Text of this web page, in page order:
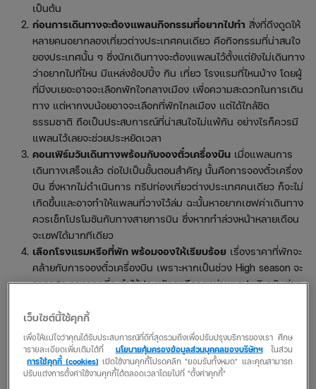
เป็นต้น
ก่อนการเดินทางจะต้องแพลนกิจกรรมที่อยากไปทำ สิ่งที่ดึงดูดให้
หลายคนอยากลองเที่ยวต่างประเทศคนเดียว คือกิจกรรมที่น่าสนใจ
ของประเทศนั้น ๆ ซึ่งนักเดินทางจะต้องแพลนไว้ตั้งแต่ยังไม่เดินทาง
ว่าอยากไปที่ไหน มีแหล่งช้อปปิ้ง กิน เที่ยว โรงแรมที่ไหนบ้าง โดยผู้
ที่มีงบเยอะอาจจะเลือกพักใจกลางเมือง เพื่อความสะดวกในการเดิน
ทาง แต่หากงบน้อยอาจจะเลือกที่พักไกลเมือง แต่ได้ใกล้ชิด
ธรรมชาติ ถือเป็นประสบการณ์ที่น่าสนใจไม่แพ้กัน อย่างไรก็ควรมี
แพลนไว้เลยจะช่วยประหยัดเวลา
คอนเฟิร์มวันเดินทางพร้อมกับจองตั๋วเครื่องบิน เมื่อแพลนการ
เดินทางเสร็จแล้ว ต่อไปเป็นขั้นตอนสำคัญ นั้นคือการจองตั๋วเครื่อง
บิน ซึ่งหากไม่ดำเนินการ ทริปท่องเที่ยวต่างประเทศคนเดียว ก็จะไม่
เกิดขึ้นและอาจทำให้แพลนที่วางไว้ล่ม ฉะนั้นหาอยากเซฟค่าเดินทาง
ควรเช็กโปรโมชันกับทางสายการบิน ซึ่งหากทำล่วงหน้าหลายเดือน
จะเซฟได้มากทีเดียว
เลือกโรงแรมหรือที่พัก พร้อมจองให้เรียบร้อย เรื่องราคาที่พักจะ
คล้ายกับการจองตั๋วเครื่องบิน เพราะหากเป็นช่วง High season จะ
ราคาสูง ทางออกที่จะทำให้ประหยัดลงคือจองผ่านแอปพลิเคชันต่าง
พร้อมกันนั้นก็ดูในเรื่องของเส้นทางการเดินทางว่าสะดวกหรือไม่
ปลอดภัยแค่ไหน
เดินทางอุ่นใจต้องซื้อประกันการเดินทางด้วยยิ่งเป็นการเดินทาง
คนเดียว ประกันมีความสำคัญอย่างมาก เพราะบริษัทจะคุ้มครองใน
ทุก ๆ ย่างก้าว ตั้งแต่เริ่มต้นจองตั๋วเครื่องบิน หากมีการดีเลย์ ไฟร์
เว็บไซต์นี้ใช้คุกกี้
เพื่อให้แน่ใจว่าคุณได้รับประสบการณ์ที่ดีที่สุดรวมถึงเพื่อปรับปรุงบริการของเรา ศึกษ
ารายละเอียดเพิ่มเติมได้ที่
นโยบายคุ้มครองข้อมูลส่วนบุคคลของบริษัทฯในส่วน
การใช้คุกกี้ (cookies) เปิดใช้งานคุกกี้โปรดคลิก "ยอมรับทั้งหมด" และคุณสามารถ
ปรับแต่งการตั้งค่าใช้งานคุกกี้ได้ตลอดเวลาโดยไปที่ "ตั้งค่าคุกกี้"